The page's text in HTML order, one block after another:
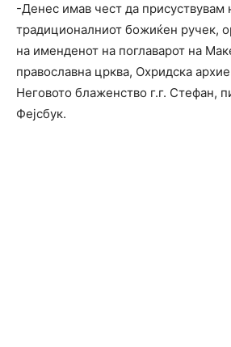
-Денес имав чест да присуствувам
традиционалниот божиќен ручек,
на именденот на поглаварот на
православна црква, Охридска
Неговото блаженство г.г. Стефан,
Фејсбук.